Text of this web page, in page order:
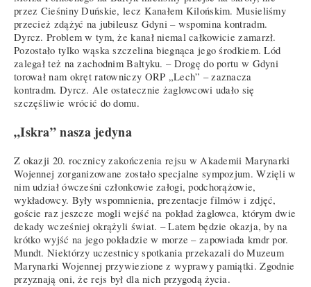
przez Cieśniny Duńskie, lecz Kanałem Kilońskim. Musieliśmy
przecież zdążyć na jubileusz Gdyni – wspomina kontradm.
Dyrcz. Problem w tym, że kanał niemal całkowicie zamarzł.
Pozostało tylko wąska szczelina biegnąca jego środkiem. Lód
zalegał też na zachodnim Bałtyku. – Drogę do portu w Gdyni
torował nam okręt ratowniczy ORP „Lech” – zaznacza
kontradm. Dyrcz. Ale ostatecznie żaglowcowi udało się
szczęśliwie wrócić do domu.
„Iskra” nasza jedyna
Z okazji 20. rocznicy zakończenia rejsu w Akademii Marynarki
Wojennej zorganizowane zostało specjalne sympozjum. Wzięli w
nim udział ówcześni członkowie załogi, podchorążowie,
wykładowcy. Były wspomnienia, prezentacje filmów i zdjęć,
goście raz jeszcze mogli wejść na pokład żaglowca, którym dwie
dekady wcześniej okrążyli świat. – Latem będzie okazja, by na
krótko wyjść na jego pokładzie w morze – zapowiada kmdr por.
Mundt. Niektórzy uczestnicy spotkania przekazali do Muzeum
Marynarki Wojennej przywiezione z wyprawy pamiątki. Zgodnie
przyznają oni, że rejs był dla nich przygodą życia.